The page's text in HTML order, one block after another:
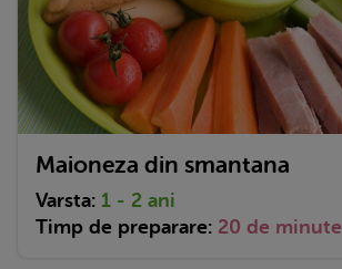
Maioneza din smantana
Varsta: 1 - 2 ani
Timp de preparare: 20 de minute